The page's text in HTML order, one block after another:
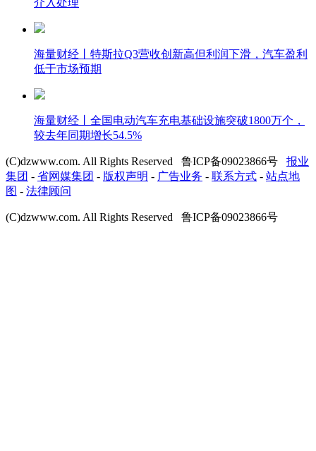
海量财经丨特斯拉Q3营收创新高但利润下滑，汽车盈利
低于市场预期
海量财经丨全国电动汽车充电基础设施突破1800万个，
较去年同期增长54.5%
(C)dzwww.com. All Rights Reserved 鲁ICP备09023866号 报业
集团 - 省网媒集团 - 版权声明 - 广告业务 - 联系方式 - 站点地
图 - 法律顾问
(C)dzwww.com. All Rights Reserved 鲁ICP备09023866号